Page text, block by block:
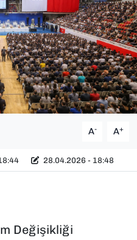
A- A+
28.04.2026 - 18:48
Değişikliği